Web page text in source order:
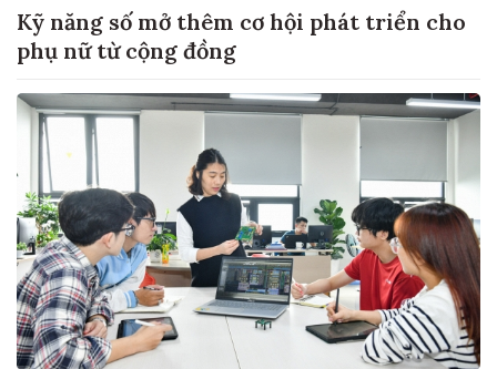
Kỹ năng số mở thêm cơ hội phát triển cho
phụ nữ từ cộng đồng